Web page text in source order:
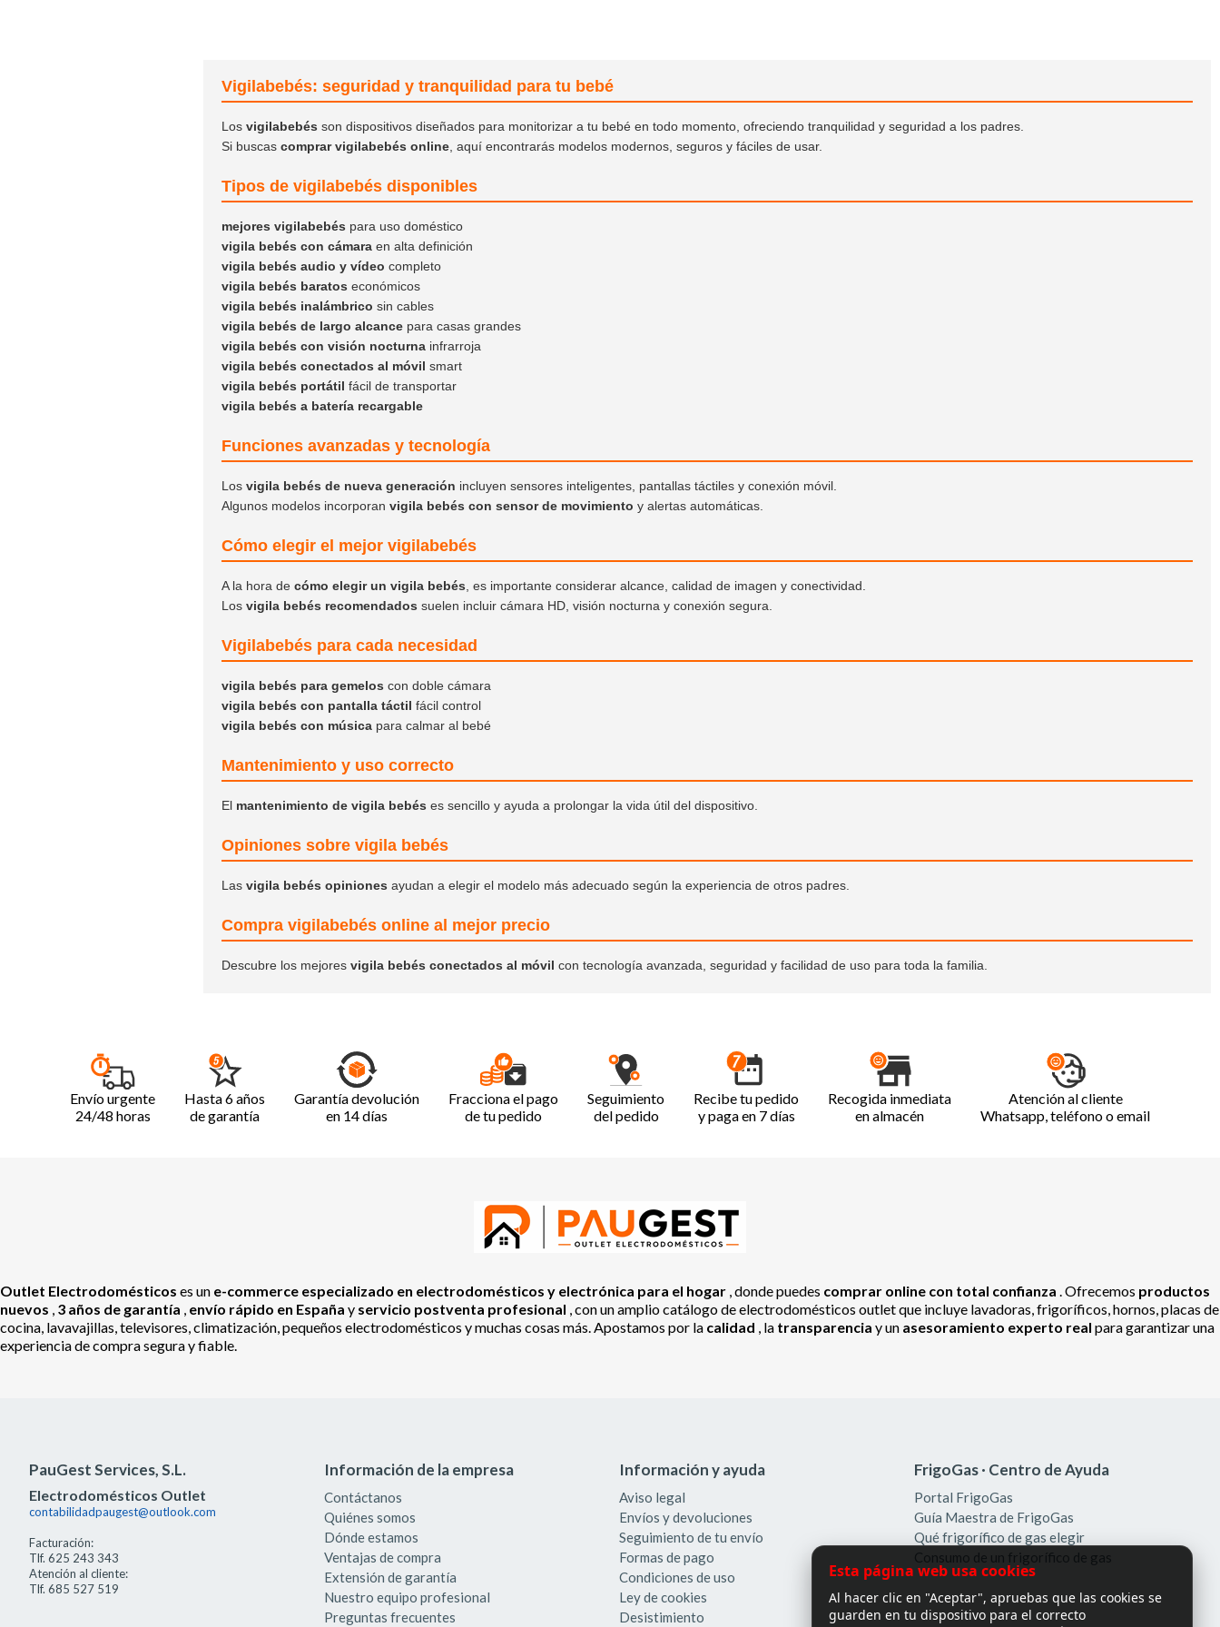
Vigilabebés: seguridad y tranquilidad para tu bebé
Los vigilabebés son dispositivos diseñados para monitorizar a tu bebé en todo momento, ofreciendo tranquilidad y seguridad a los padres.
Si buscas comprar vigilabebés online, aquí encontrarás modelos modernos, seguros y fáciles de usar.
Tipos de vigilabebés disponibles
mejores vigilabebés para uso doméstico
vigila bebés con cámara en alta definición
vigila bebés audio y vídeo completo
vigila bebés baratos económicos
vigila bebés inalámbrico sin cables
vigila bebés de largo alcance para casas grandes
vigila bebés con visión nocturna infrarroja
vigila bebés conectados al móvil smart
vigila bebés portátil fácil de transportar
vigila bebés a batería recargable
Funciones avanzadas y tecnología
Los vigila bebés de nueva generación incluyen sensores inteligentes, pantallas táctiles y conexión móvil.
Algunos modelos incorporan vigila bebés con sensor de movimiento y alertas automáticas.
Cómo elegir el mejor vigilabebés
A la hora de cómo elegir un vigila bebés, es importante considerar alcance, calidad de imagen y conectividad.
Los vigila bebés recomendados suelen incluir cámara HD, visión nocturna y conexión segura.
Vigilabebés para cada necesidad
vigila bebés para gemelos con doble cámara
vigila bebés con pantalla táctil fácil control
vigila bebés con música para calmar al bebé
Mantenimiento y uso correcto
El mantenimiento de vigila bebés es sencillo y ayuda a prolongar la vida útil del dispositivo.
Opiniones sobre vigila bebés
Las vigila bebés opiniones ayudan a elegir el modelo más adecuado según la experiencia de otros padres.
Compra vigilabebés online al mejor precio
Descubre los mejores vigila bebés conectados al móvil con tecnología avanzada, seguridad y facilidad de uso para toda la familia.
Envío urgente
24/48 horas
Hasta 6 años
de garantía
Garantía devolución
en 14 días
Fracciona el pago
de tu pedido
Seguimiento
del pedido
Recibe tu pedido
y paga en 7 días
Recogida inmediata
en almacén
Atención al cliente
Whatsapp, teléfono o email
Outlet Electrodomésticos es un e-commerce especializado en electrodomésticos y electrónica para el hogar , donde puedes comprar online con total confianza . Ofrecemos productos
nuevos , 3 años de garantía , envío rápido en España y servicio postventa profesional , con un amplio catálogo de electrodomésticos outlet que incluye lavadoras, frigoríficos, hornos, placas de
cocina, lavavajillas, televisores, climatización, pequeños electrodomésticos y muchas cosas más. Apostamos por la calidad , la transparencia y un asesoramiento experto real para garantizar una
experiencia de compra segura y fiable.
PauGest Services, S.L.
Electrodomésticos Outlet
contabilidadpaugest@outlook.com
Facturación:
Tlf. 625 243 343
Atención al cliente:
Tlf. 685 527 519
Información de la empresa
Contáctanos
Quiénes somos
Dónde estamos
Ventajas de compra
Extensión de garantía
Nuestro equipo profesional
Preguntas frecuentes
Información y ayuda
Aviso legal
Envíos y devoluciones
Seguimiento de tu envío
Formas de pago
Condiciones de uso
Ley de cookies
Desistimiento
FrigoGas · Centro de Ayuda
Portal FrigoGas
Guía Maestra de FrigoGas
Qué frigorífico de gas elegir
Consumo de un frigorífico de gas
Esta página web usa cookies
Al hacer clic en "Aceptar", apruebas que las cookies se
guarden en tu dispositivo para el correcto